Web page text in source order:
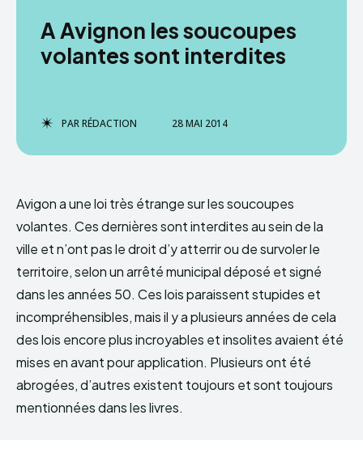
A Avignon les soucoupes
volantes sont interdites
PARRÉDACTION 28 MAI 2014
Avigon a une loi très étrange sur les soucoupes
volantes. Ces dernières sont interdites au sein de la
ville et n’ont pas le droit d’y atterrir ou de survoler le
territoire, selon un arrêté municipal déposé et signé
dans les années 50. Ces lois paraissent stupides et
incompréhensibles, mais il y a plusieurs années de cela
des lois encore plus incroyables et insolites avaient été
mises en avant pour application. Plusieurs ont été
abrogées, d’autres existent toujours et sont toujours
mentionnées dans les livres.